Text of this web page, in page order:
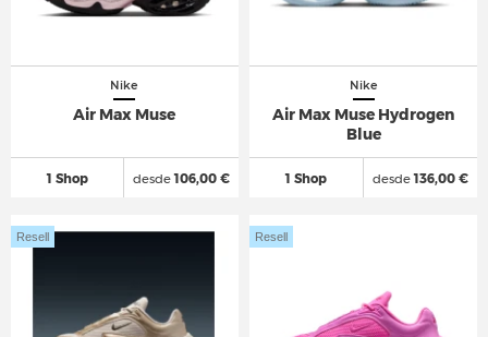
Nike
Air Max Muse
1 Shop desde106,00 €
Nike
Air Max Muse Hydrogen
Blue
1 Shop desde136,00 €
Resell Resell